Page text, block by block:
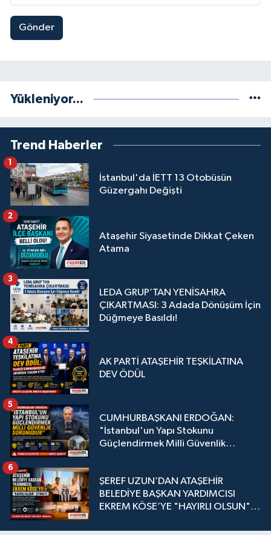
Gönder
Yükleniyor...
Trend Haberler
İstanbul'da İETT 13 Otobüsün
Güzergahı Değişti
1
Ataşehir Siyasetinde Dikkat Çeken
Atama
2
LEDA GRUP’TAN YENİSAHRA
ÇIKARTMASI: 3 Adada Dönüşüm İçin
Düğmeye Basıldı!
3
AK PARTİ ATAŞEHİR TEŞKİLATINA
DEV ÖDÜL
4
CUMHURBAŞKANI ERDOĞAN:
"İstanbul'un Yapı Stokunu
Güçlendirmek Milli Güvenlik
5
ŞEREF UZUN’DAN ATAŞEHİR
BELEDİYE BAŞKAN YARDIMCISI
EKREM KÖSE’YE "HAYIRLI OLSUN"
6